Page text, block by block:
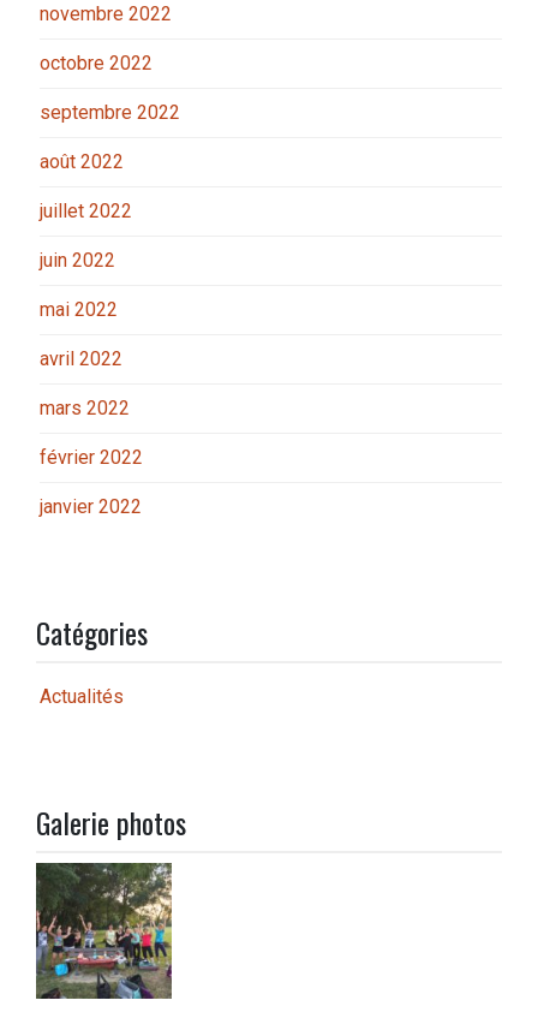
novembre 2022
octobre 2022
septembre 2022
août 2022
juillet 2022
juin 2022
mai 2022
avril 2022
mars 2022
février 2022
janvier 2022
Catégories
Actualités
Galerie photos